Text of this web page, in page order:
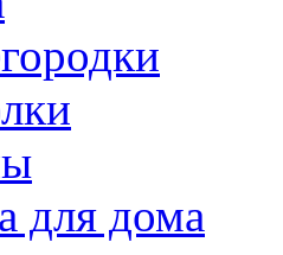
для дома